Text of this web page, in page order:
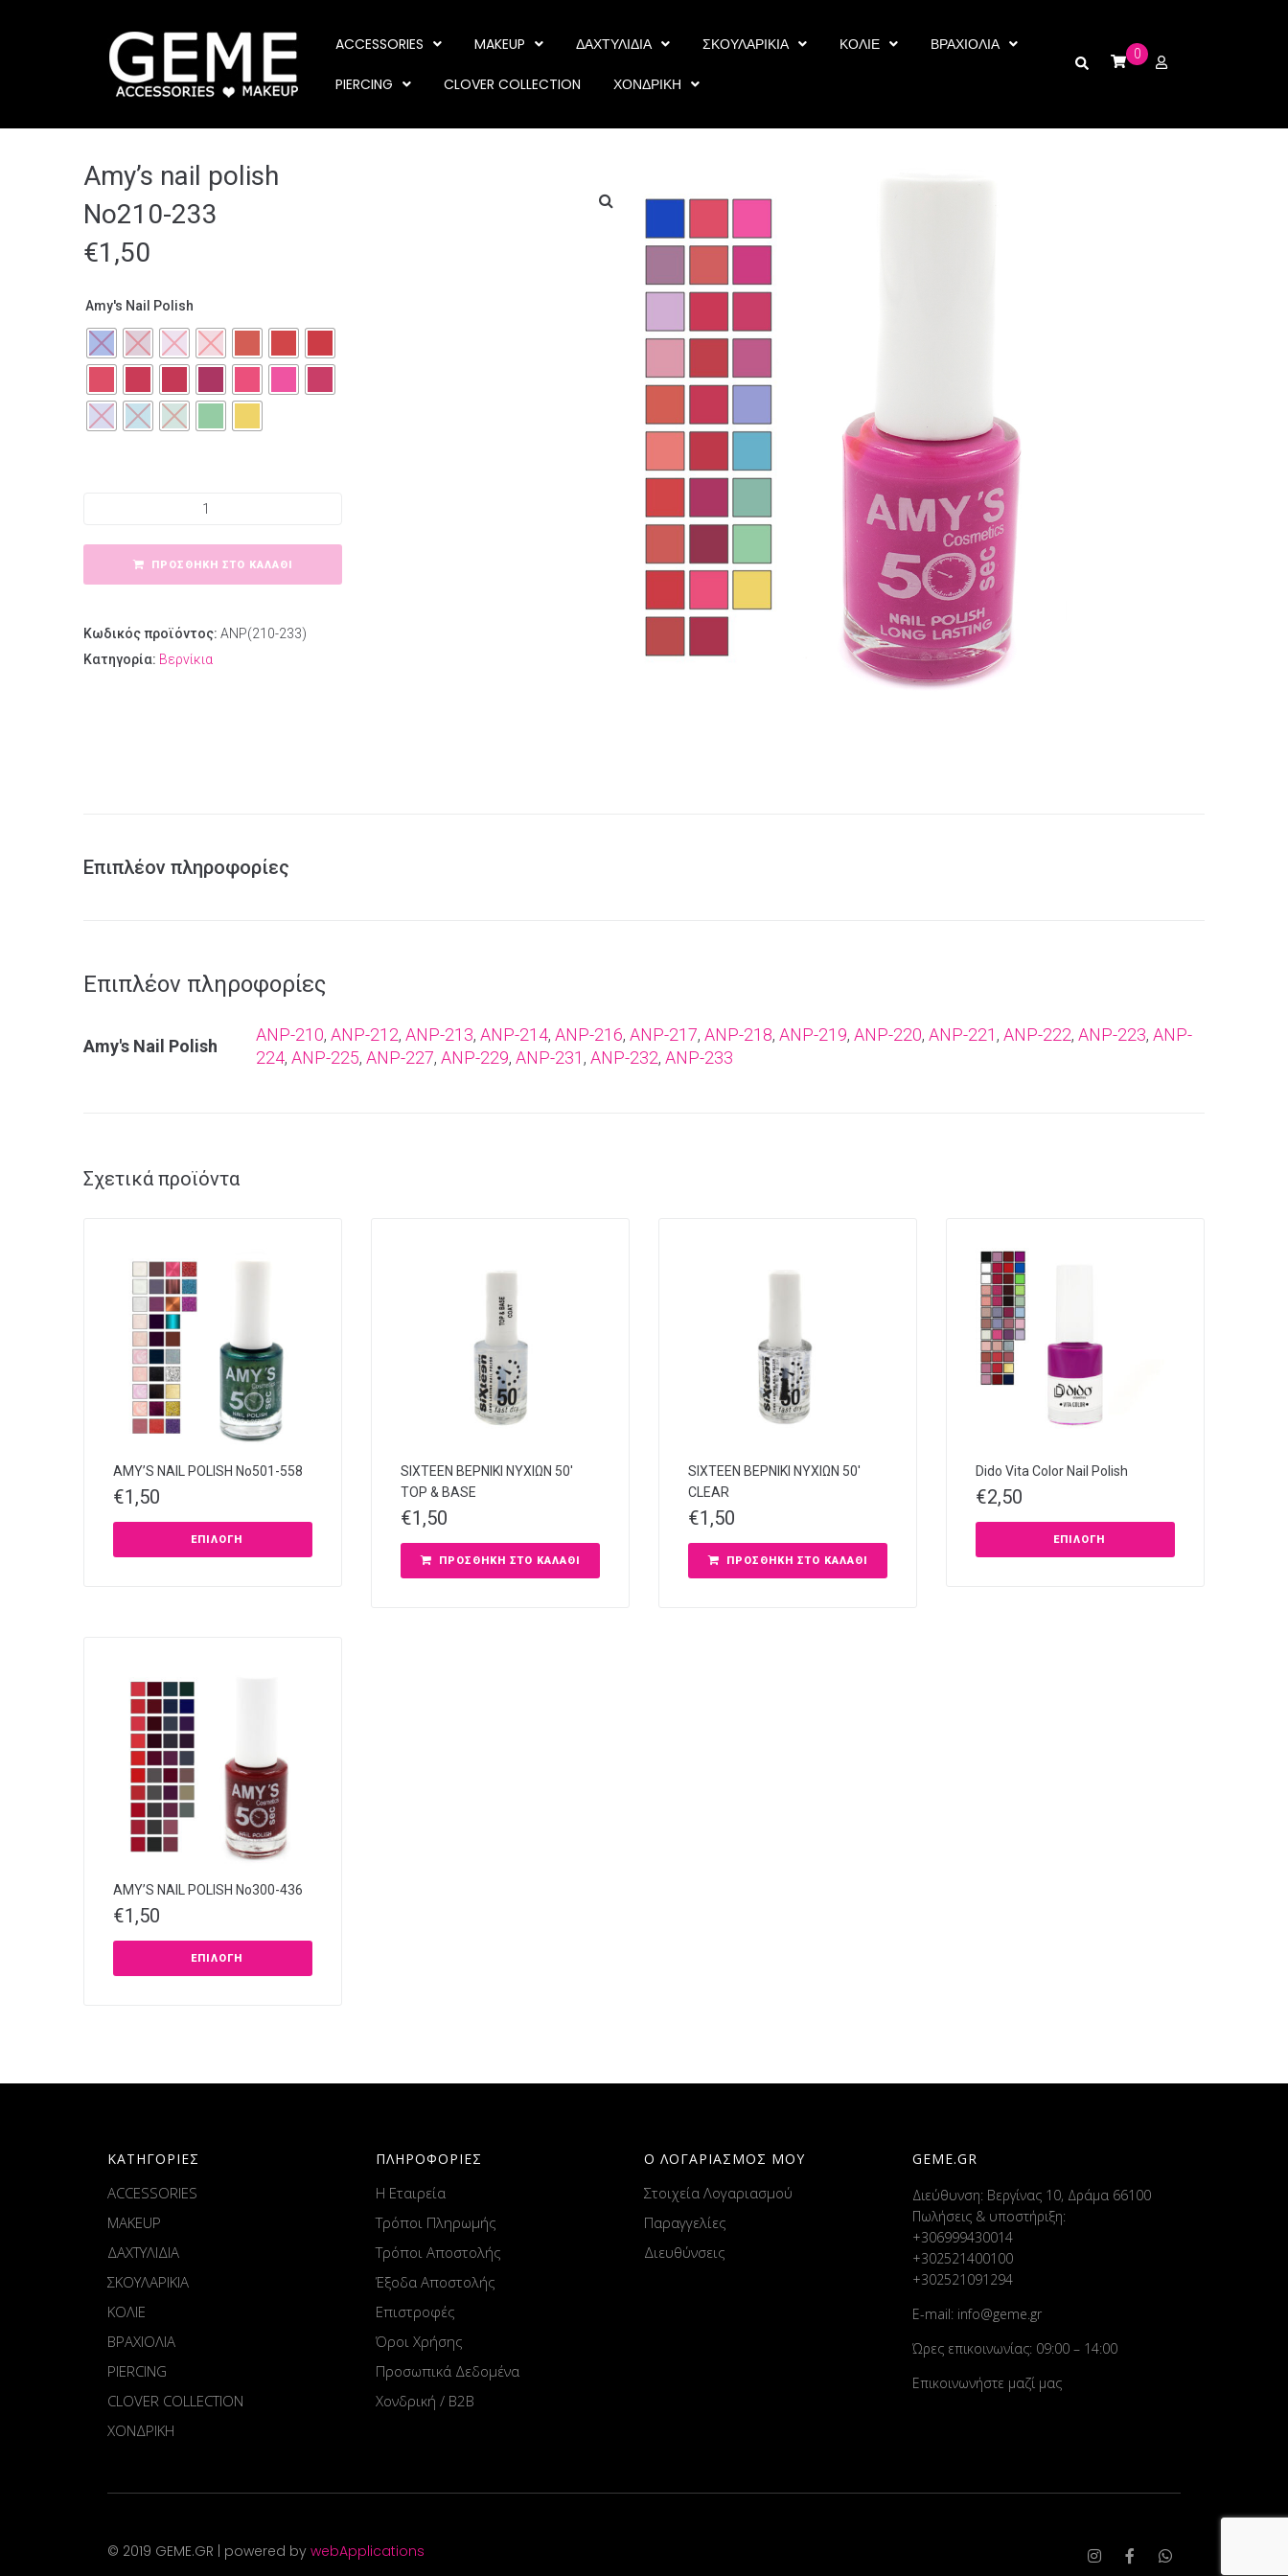
ACCESSORIES MAKEUP ΔΑΧΤΥΛΙΔΙΑ ΣΚΟΥΛΑΡΙΚΙΑ ΚΟΛΙΕ ΒΡΑΧΙΟΛΙΑ
PIERCING CLOVER COLLECTION ΧΟΝΔΡΙΚΗ
0
Amy’s nail polish
Νο210-233
€1,50
Amy's Nail Polish
ΠΡΟΣΘΉΚΗ ΣΤΟ ΚΑΛΆΘΙ
Κωδικός προϊόντος: ANP(210-233)
Κατηγορία: Βερνίκια
Επιπλέον πληροφορίες
Επιπλέον πληροφορίες
Amy's Nail Polish
ANP-210, ANP-212, ANP-213, ANP-214, ANP-216, ANP-217, ANP-218, ANP-219, ANP-220, ANP-221 , ANP-222, ANP-223, ANP-
224, ANP-225, ANP-227, ANP-229, ANP-231 , ANP-232, ANP-233
Σχετικά προϊόντα
AMY’S NAIL POLISH Νο501-558
€1,50
ΕΠΙΛΟΓΉ
SIXTEEN ΒΕΡΝΙΚΙ ΝΥΧΙΩΝ 50′
TOP & BASE
€1,50
ΠΡΟΣΘΉΚΗ ΣΤΟ ΚΑΛΆΘΙ
SIXTEEN ΒΕΡΝΙΚΙ ΝΥΧΙΩΝ 50′
CLEAR
€1,50
ΠΡΟΣΘΉΚΗ ΣΤΟ ΚΑΛΆΘΙ
Dido Vita Color Nail Polish
€2,50
ΕΠΙΛΟΓΉ
AMY’S NAIL POLISH Νο300-436
€1,50
ΕΠΙΛΟΓΉ
ΚΑΤΗΓΟΡΙΕΣ
ACCESSORIES
MAKEUP
ΔΑΧΤΥΛΙΔΙΑ
ΣΚΟΥΛΑΡΙΚΙΑ
ΚΟΛΙΕ
ΒΡΑΧΙΟΛΙΑ
PIERCING
CLOVER COLLECTION
ΧΟΝΔΡΙΚΗ
ΠΛΗΡΟΦΟΡΙΕΣ
Η Εταιρεία
Τρόποι Πληρωμής
Τρόποι Αποστολής
Έξοδα Αποστολής
Επιστροφές
Όροι Χρήσης
Προσωπικά Δεδομένα
Χονδρική / B2B
Ο ΛΟΓΑΡΙΑΣΜΟΣ ΜΟΥ
Στοιχεία Λογαριασμού
Παραγγελίες
Διευθύνσεις
GEME.GR
Διεύθυνση: Βεργίνας 10, Δράμα 66100
Πωλήσεις & υποστήριξη:
+306999430014
+302521400100
+302521091294
E-mail: info@geme.gr
Ώρες επικοινωνίας: 09:00 – 14:00
Επικοινωνήστε μαζί μας
© 2019 GEME.GR | powered by webApplications